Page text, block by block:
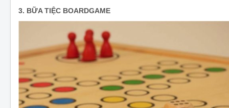
3. BỮA TIỆC BOARDGAME